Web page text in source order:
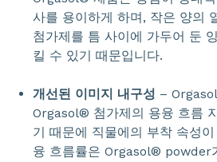
사를 용이하게 하며, 작은 양의
첨가제를 틈 사이에 가두어 둔
킬 수 있기 때문입니다.
개선된 이미지 내구성 – Orgasol
Orgasol® 첨가제의 용융 흐름
기 때문에 직물에의 부착 속성
융 흐름률은 Orgasol® powder